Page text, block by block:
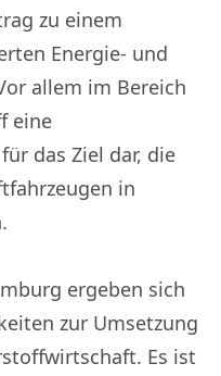
zu einem
Energie- und
allem im Bereich
eine
das Ziel dar, die
in
ergeben sich
zur Umsetzung
Es ist